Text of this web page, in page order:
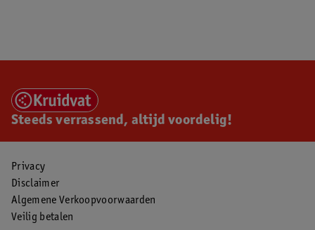
Steeds verrassend, altijd voordelig!
Privacy
Disclaimer
Algemene Verkoopvoorwaarden
Veilig betalen